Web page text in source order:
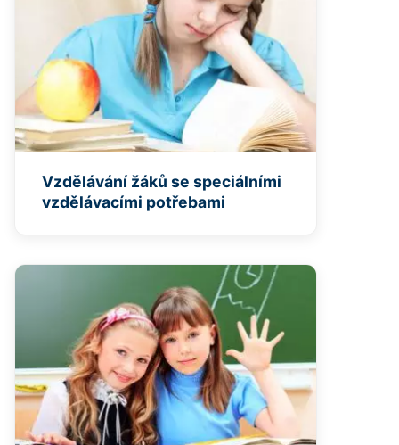
Vzdělávání žáků se speciálními
vzdělávacími potřebami